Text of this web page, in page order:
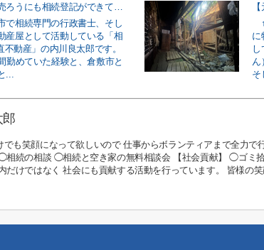
倉敷市で空き家を売ろうにも相続登記ができていないと売れない現実！
で相続専門の行政書士、そし
産屋として活動している「相
動産」の内川良太郎です。
勤めていた経験と、倉敷市と
...
に
し
ん
そ
郎
でも笑顔になって欲しいので 仕事からボランティアまで全力
相続の相談 ◯相続と空き家の無料相談会 【社会貢献】 ◯ゴミ
だけではなく 社会にも貢献する活動を行っています。 皆様の